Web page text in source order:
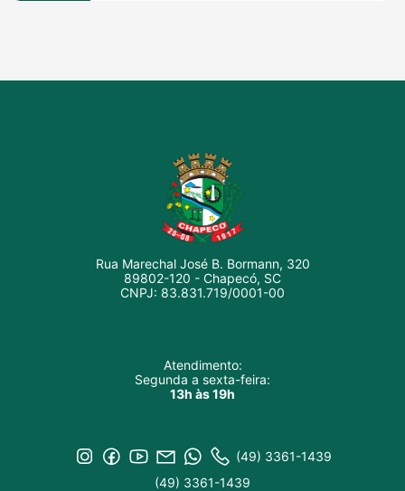
Rua Marechal José B. Bormann, 320
89802-120 - Chapecó, SC
CNPJ: 83.831.719/0001-00
Atendimento:
Segunda a sexta-feira:
13h às 19h
(49) 3361-1439
(49) 3361-1439